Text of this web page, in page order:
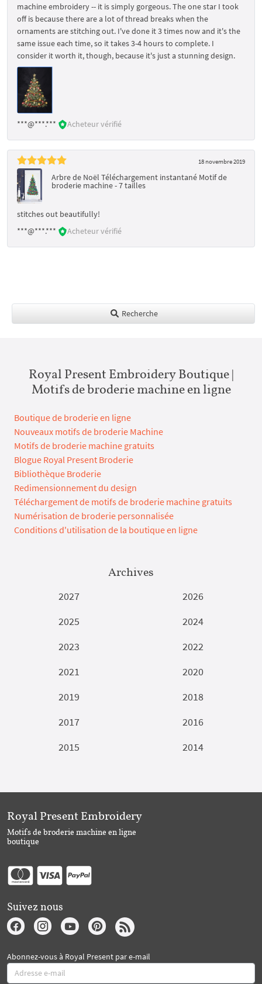
machine embroidery -- it is simply gorgeous. The one star I took
off is because there are a lot of thread breaks when the
ornaments are stitching out. I've done it 3 times now and it's the
same issue each time, so it takes 3-4 hours to complete. I
consider it worth it, though, because it's just a stunning design.
***@***.*** Acheteur vérifié
18 novembre 2019
Arbre de Noël Téléchargement instantané Motif de
broderie machine - 7 tailles
stitches out beautifully!
***@***.***
Acheteur vérifié
Recherche
Royal Present Embroidery Boutique |
Motifs de broderie machine en ligne
Boutique de broderie en ligne
Nouveaux motifs de broderie Machine
Motifs de broderie machine gratuits
Blogue Royal Present Broderie
Bibliothèque Broderie
Redimensionnement du design
Téléchargement de motifs de broderie machine gratuits
Numérisation de broderie personnalisée
Conditions d'utilisation de la boutique en ligne
Archives
2027
2026
2025
2024
2023
2022
2021
2020
2019
2018
2017
2016
2015
2014
Royal Present Embroidery
Motifs de broderie machine en ligne
boutique
Suivez nous
Abonnez-vous à Royal Present par e-mail